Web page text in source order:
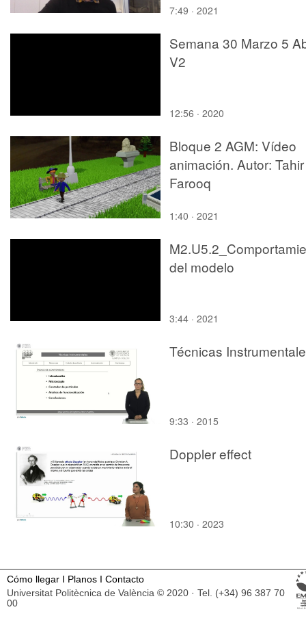
7:49 · 2021
Semana 30 Marzo 5
V2
12:56 · 2020
Bloque 2 AGM: Vídeo
animación. Autor: Tahir
Farooq
1:40 · 2021
del modelo
3:44 · 2021
Técnicas
9:33 · 2015
Doppler effect
10:30 · 2023
Cómo llegar I Planos I Contacto
Universitat Politècnica de València © 2020 · Tel. (+34) 96 387 70
00